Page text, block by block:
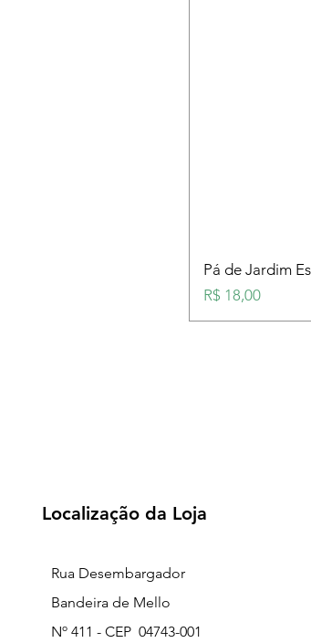
Pá de Jardim
Preço
R$ 18,00
Localização da Loja
Rua Desembargador
Bandeira de Mello
Nº 411 - CEP 04743-001